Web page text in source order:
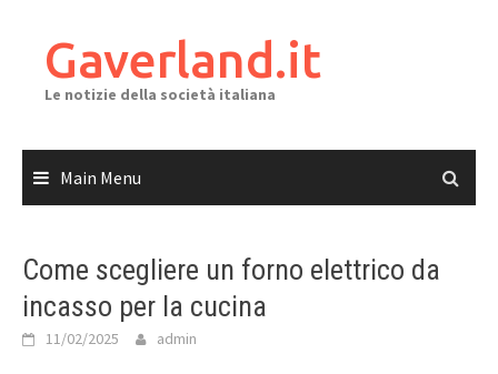
contentGaverland.it
Le notizie della società italiana
Main Menu
Come scegliere un forno elettrico da
incasso per la cucina
11/02/2025 admin